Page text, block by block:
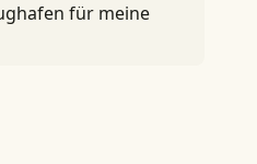
für meine